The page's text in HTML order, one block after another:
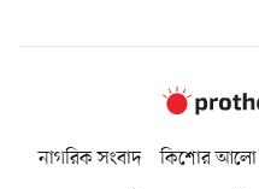
নাগরিক সংবাদ কিশোর আলো